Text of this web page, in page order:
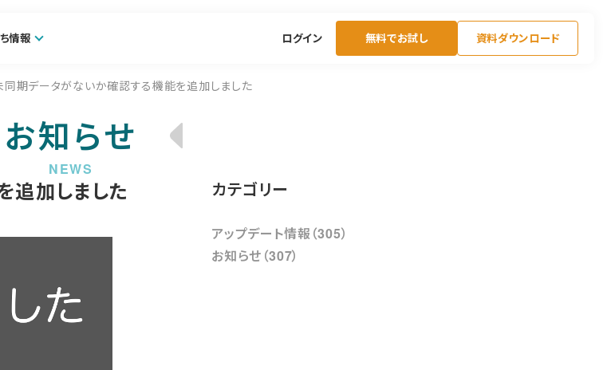
情報 ログイン 無料でお試し 資料ダウンロード
期データがないか確認する機能を追加しました
お知らせ
追加しました カテゴリー
アップデート情報（305）
お知らせ（307）